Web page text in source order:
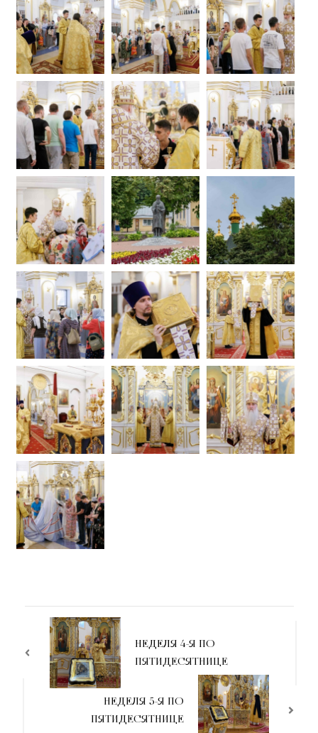
НЕДЕЛЯ 4-Я ПО
ПЯТИДЕСЯТНИЦЕ
НЕДЕЛЯ 5-Я ПО
ПЯТИДЕСЯТНИЦЕ